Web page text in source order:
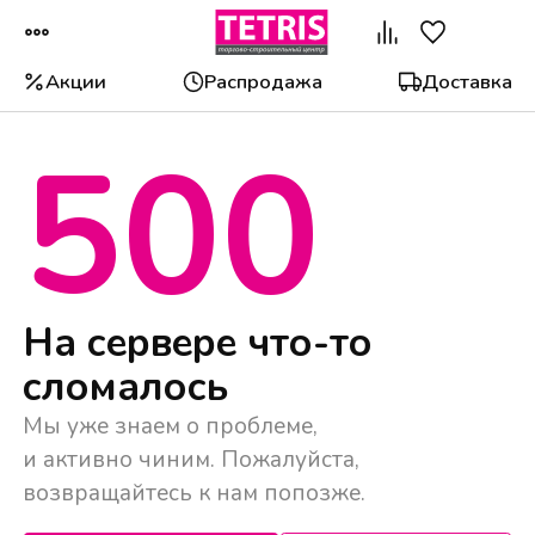
Акции Распродажа Доставка
500
На сервере что-то
сломалось
Мы уже знаем о проблеме,
и активно чиним. Пожалуйста,
возвращайтесь к нам попозже.